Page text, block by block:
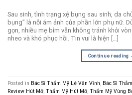
Sau sinh, tình trạng xệ bụng sau sinh, da
bụng” là nỗi ám ảnh của phần lớn phụ nữ.
gọn, nhiều mẹ bỉm vẫn không tránh khỏi
nheo và khó phục hồi. Tin vui là hiện […]
Continue reading
Posted in Bác Sĩ Thẩm Mỹ Lê Văn Vĩnh, Bác Sĩ
Review Hút Mỡ, Thẩm Mỹ Hút Mỡ, Thẩm Mỹ Vùng